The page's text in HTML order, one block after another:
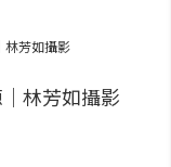
林芳如攝影